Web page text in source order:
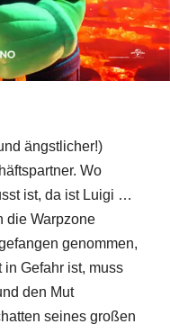
ängstlicher!)
Wo
ist, da ist Luigi …
die Warpzone
genommen,
Gefahr ist, muss
den Mut
seines großen